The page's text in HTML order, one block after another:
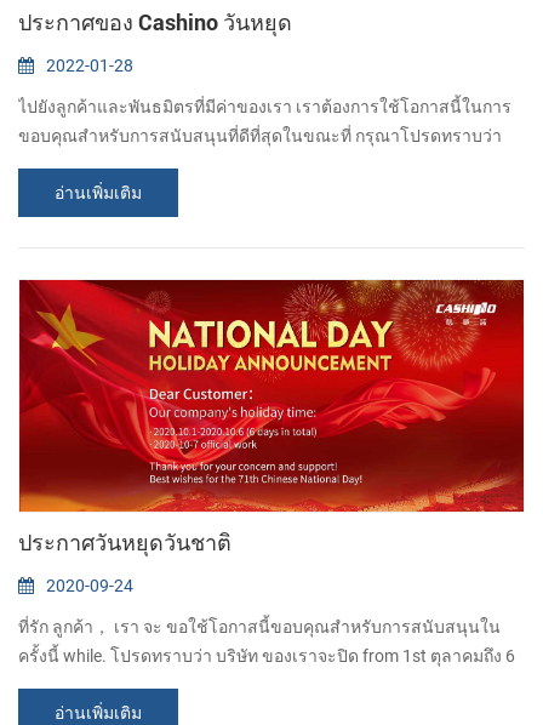
ประกาศของ Cashino วันหยุด
2022-01-28
ไปยังลูกค้าและพันธมิตรที่มีค่าของเรา เราต้องการใช้โอกาสนี้ในการ
ขอบคุณสำหรับการสนับสนุนที่ดีที่สุดในขณะที่ กรุณาโปรดทราบว่า
บริษัท ของเราจะเป็นวันหยุด "ตั้งแต่วันที่ 29 มกราคมถึง 7 กุมภาพันธ์"
เทศกาลฤดูใบไม้ผลิของเทศกาลจีนดั้งเดิม คำสั่งใด ๆ จะได้รับการ
ยอมรับ แต่จะไม่ถูกประมวลผลจนถึงวันที่ 8 กุมภาพันธ์วันทำการแรก
หลังจากเทศกาลฤดูใบไม้ผลิ ขออภัยในความไม่สะดวกที่เกิดขึ้น หากมี
สิ่งใดด่วนโปรดติดต่อ: Fan...
อ่านเพิ่มเติม
ประกาศวันหยุดวันชาติ
2020-09-24
ที่รัก ลูกค้า， เรา จะ ขอใช้โอกาสนี้ขอบคุณสำหรับการสนับสนุนใน
ครั้งนี้ while. โปรดทราบว่า บริษัท ของเราจะปิด from 1st ตุลาคมถึง 6
ตุลาคมเนื่องในวันชาติและ กลางฤดูใบไม้ร่วง เทศกาล. คำสั่งซื้อใด ๆ
จะได้รับการยอมรับ แต่จะไม่ดำเนินการ จนกว่า 7 ต.ค. ขออภัยในความ
อ่านเพิ่มเติม